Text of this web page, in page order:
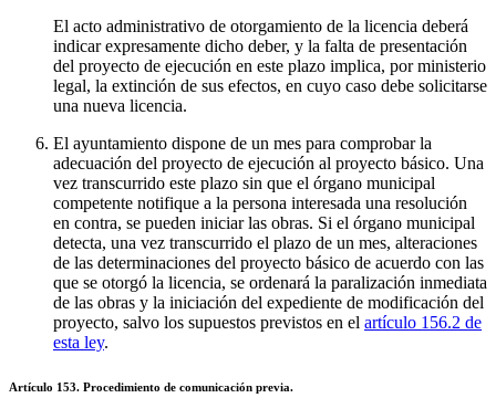
El acto administrativo de otorgamiento de la licencia deberá
indicar expresamente dicho deber, y la falta de presentación
del proyecto de ejecución en este plazo implica, por ministerio
legal, la extinción de sus efectos, en cuyo caso debe solicitarse
una nueva licencia.
El ayuntamiento dispone de un mes para comprobar la
adecuación del proyecto de ejecución al proyecto básico. Una
vez transcurrido este plazo sin que el órgano municipal
competente notifique a la persona interesada una resolución
en contra, se pueden iniciar las obras. Si el órgano municipal
detecta, una vez transcurrido el plazo de un mes, alteraciones
de las determinaciones del proyecto básico de acuerdo con las
que se otorgó la licencia, se ordenará la paralización inmediata
de las obras y la iniciación del expediente de modificación del
proyecto, salvo los supuestos previstos en el artículo 156.2 de
esta ley.
Artículo 153. Procedimiento de comunicación previa.